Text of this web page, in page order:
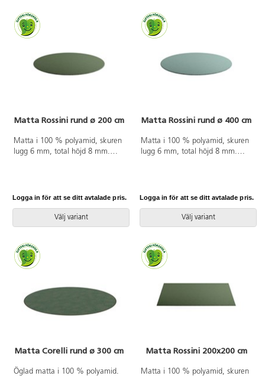
Matta Rossini rund ø 200 cm
Matta i 100 % polyamid, skuren
lugg 6 mm, total höjd 8 mm.
Logga in för att se ditt avtalade pris.
Välj variant
Matta Rossini rund ø 400 cm
Matta i 100 % polyamid, skuren
lugg 6 mm, total höjd 8 mm.
Logga in för att se ditt avtalade pris.
Välj variant
Matta Corelli rund ø 300 cm
Öglad matta i 100 % polyamid.
Matta Rossini 200x200 cm
Matta i 100 % polyamid, skuren